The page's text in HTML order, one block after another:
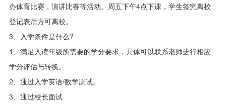
办体育比赛，演讲比赛等活动。周五下午4点下课，学生签完离校
登记表后方可离校。
3、入学条件是什么?
1、满足入读年级所需要的学分要求，具体可以联系老师进行相应
学分评估与转换。
2、通过入学英语/数学测试。
3、通过校长面试